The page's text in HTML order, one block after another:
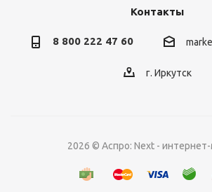
Контакты
8 800 222 47 60
г. Иркутск
2026 © Аспро: Next - интернет-